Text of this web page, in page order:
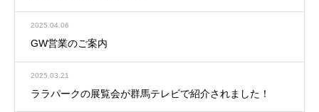
2025.04.06
GW営業のご案内
2025.03.21
ララパークの展覧会が群馬テレビで紹介されました！